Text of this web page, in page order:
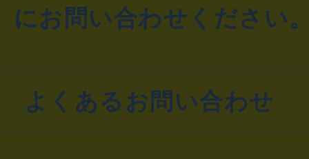
にお問い合わせください
よくあるお問い合わせ